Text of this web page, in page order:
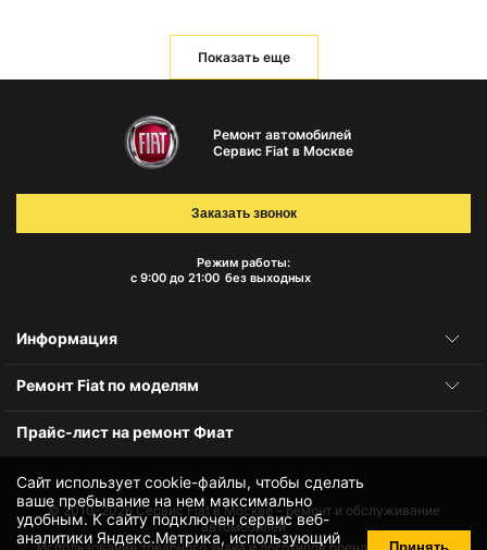
Показать еще
Сайт использует cookie-файлы, чтобы сделать
ваше пребывание на нем максимально
удобным. К cайту подключен сервис веб-
аналитики Яндекс.Метрика, использующий
Принять
Ремонт автомобилей
Сервис Fiat в Москве
Режим работы:
с 9:00 до 21:00 без выходных
Заказать звонок
Информация
Ремонт Fiat по моделям
Прайс-лист на ремонт Фиат
© 2010-2026Сервис Fiat в Москве – ремонт и обслуживание
автомобилей